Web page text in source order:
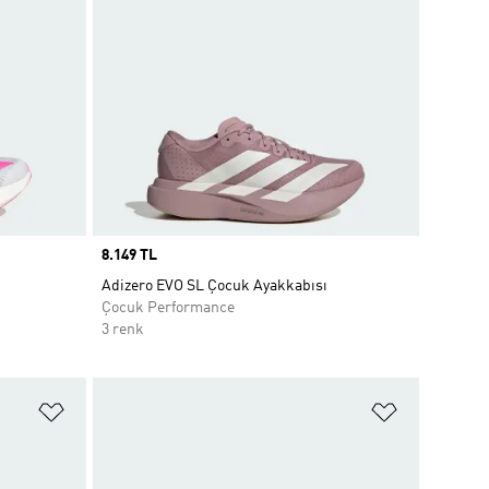
Price
8.149 TL
Adizero EVO SL Çocuk Ayakkabısı
Çocuk Performance
3 renk